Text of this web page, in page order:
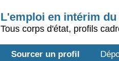
L'emploi en intérim
Tous corps d'état, profils
Sourcer un profil